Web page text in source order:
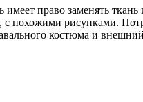
имеет право заменять ткань
с похожими рисунками.
костюма и